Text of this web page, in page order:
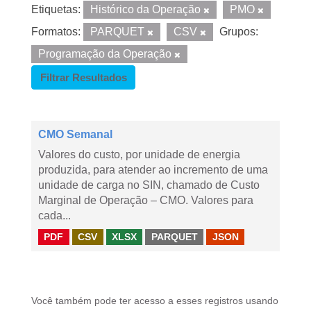
Etiquetas: Histórico da Operação
PMO
Formatos:
PARQUET CSV
Grupos:
Programação da Operação
Filtrar Resultados
CMO Semanal
Valores do custo, por unidade de energia
produzida, para atender ao incremento de uma
unidade de carga no SIN, chamado de Custo
Marginal de Operação – CMO. Valores para
cada...
PDF CSV XLSX PARQUET JSON
Você também pode ter acesso a esses registros usando